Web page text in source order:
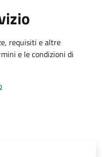
requisiti e altre
e le condizioni di